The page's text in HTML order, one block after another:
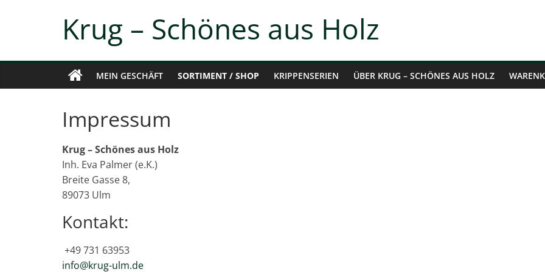
Krug – Schönes aus Holz
MEIN GESCHÄFT SORTIMENT / SHOP KRIPPENSERIEN ÜBER KRUG – SCHÖNES AUS HOLZ
Impressum
Krug – Schönes aus Holz
Inh. Eva Palmer (e.K.)
Breite Gasse 8,
89073 Ulm
Kontakt:
+49 731 63953
info@krug-ulm.de